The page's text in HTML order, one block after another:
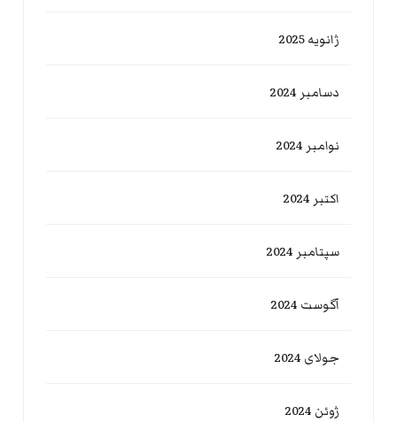
ژانویه 2025
دسامبر 2024
نوامبر 2024
اکتبر 2024
سپتامبر 2024
آگوست 2024
جولای 2024
ژوئن 2024